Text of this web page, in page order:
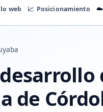
web 📈 Posicionamiento ☁️
de